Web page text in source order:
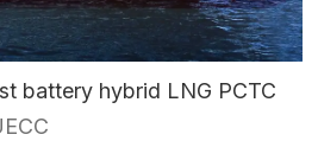
battery hybrid LNG PCTC